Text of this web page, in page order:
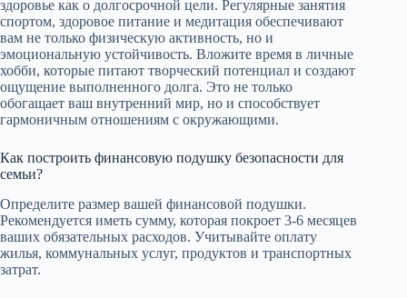
здоровье как о долгосрочной цели. Регулярные занятия
спортом, здоровое питание и медитация обеспечивают
вам не только физическую активность, но и
эмоциональную устойчивость. Вложите время в личные
хобби, которые питают творческий потенциал и создают
ощущение выполненного долга. Это не только
обогащает ваш внутренний мир, но и способствует
гармоничным отношениям с окружающими.
Как построить финансовую подушку безопасности для
семьи?
Определите размер вашей финансовой подушки.
Рекомендуется иметь сумму, которая покроет 3-6 месяцев
ваших обязательных расходов. Учитывайте оплату
жилья, коммунальных услуг, продуктов и транспортных
затрат.